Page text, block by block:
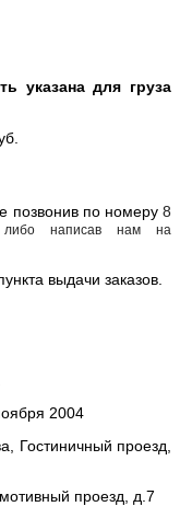
указана для груза
позвонив по номеру 8
написав нам на
выдачи заказов.
2004
проезд,
проезд, д.7